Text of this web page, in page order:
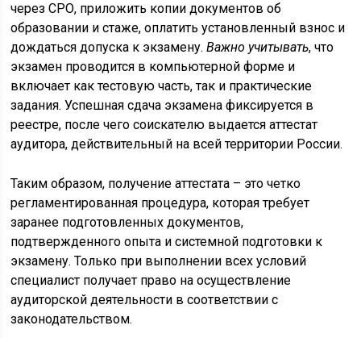
через СРО, приложить копии документов об
образовании и стаже, оплатить установленный взнос и
дождаться допуска к экзамену.Важно учитывать, что
экзамен проводится в компьютерной форме и
включает как тестовую часть, так и практические
задания. Успешная сдача экзамена фиксируется в
реестре, после чего соискателю выдается аттестат
аудитора, действительный на всей территории России.
Таким образом, получение аттестата – это четко
регламентированная процедура, которая требует
заранее подготовленных документов,
подтвержденного опыта и системной подготовки к
экзамену. Только при выполнении всех условий
специалист получает право на осуществление
аудиторской деятельности в соответствии с
законодательством.